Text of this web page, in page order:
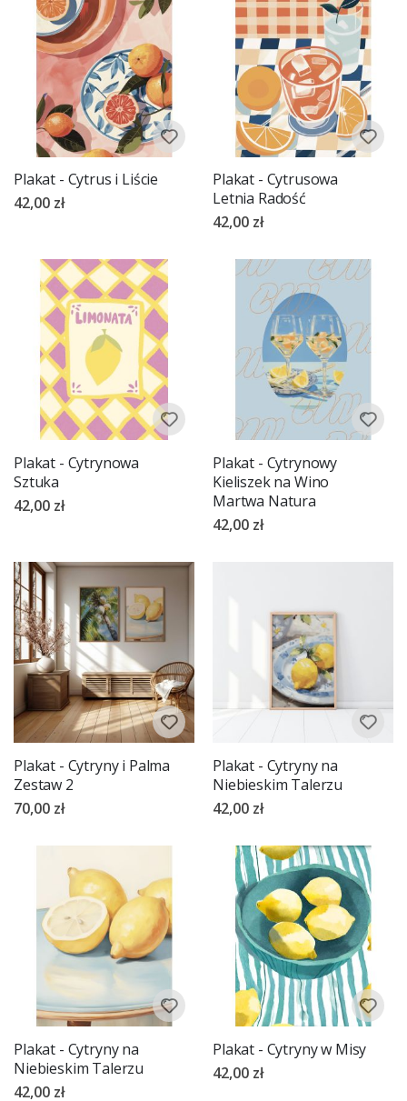
Plakat - Cytrus i Liście
42,00 zł
Plakat - Cytrusowa
Letnia Radość
42,00 zł
Plakat - Cytrynowa
Sztuka
42,00 zł
Plakat - Cytrynowy
Kieliszek na Wino
Martwa Natura
42,00 zł
Plakat - Cytryny i Palma
Zestaw 2
70,00 zł
Plakat - Cytryny na
Niebieskim Talerzu
42,00 zł
Plakat - Cytryny na
Niebieskim Talerzu
42,00 zł
Plakat - Cytryny w Misy
42,00 zł